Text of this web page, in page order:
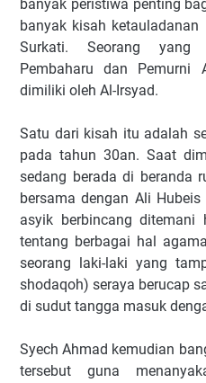
banyak peristiwa penting
banyak kisah ketauladanan
Surkati. Seorang yang
Pembaharu dan Pemurni
dimiliki oleh Al-Irsyad.
Satu dari kisah itu adalah
pada tahun 30an. Saat
sedang berada di beranda
bersama dengan Ali
asyik berbincang ditemani
tentang berbagai hal
seorang laki-laki yang
shodaqoh) seraya berucap
di sudut tangga masuk
Syech Ahmad kemudian
tersebut guna